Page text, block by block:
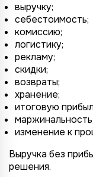
выручку;
себестоимость;
комиссию;
логистику;
рекламу;
скидки;
возвраты;
хранение;
итоговую
маржинальность;
изменение к
Выручка без
решения.